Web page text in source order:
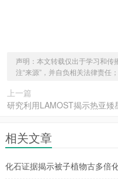
声明：本文转载仅出于学习和
注“来源”，并自负相关法律责任
上一篇
研究利用LAMOST揭示热亚
相关文章
化石证据揭示被子植物古多倍